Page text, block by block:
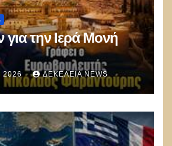
την Ιερά Μονή
2026 ΔΕΚΈΛΕΙΑ NEWS